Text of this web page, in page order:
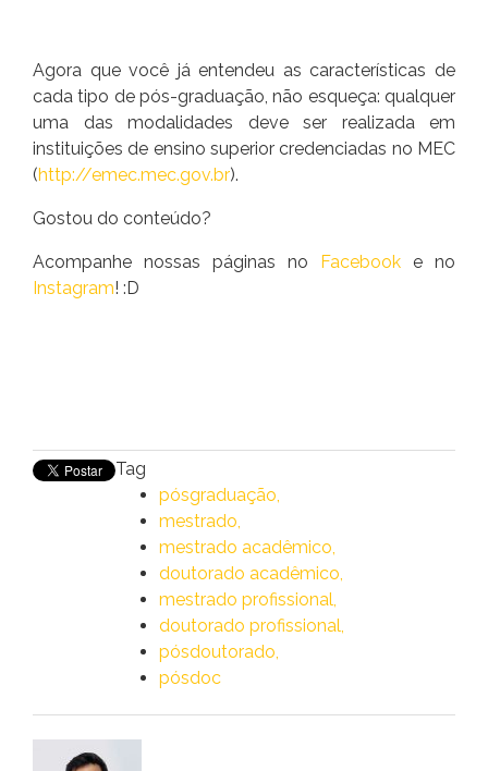
Agora que você já entendeu as características de
cada tipo de pós-graduação, não esqueça: qualquer
uma das modalidades deve ser realizada em
instituições de ensino superior credenciadas no MEC
(http://emec.mec.gov.br).
Gostou do conteúdo?
Acompanhe nossas páginas no Facebook e no
Instagram! :D
Tag
pósgraduação
mestrado
mestrado acadêmico
doutorado acadêmico
mestrado profissional
doutorado profissional
pósdoutorado
pósdoc